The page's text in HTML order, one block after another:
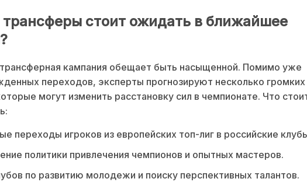
трансферы стоит ожидать в ближайшее
кампания обещает быть насыщенной. Помимо уже
переходов, эксперты прогнозируют несколько громких
могут изменить расстановку сил в чемпионате. Что
переходы игроков из европейских топ-лиг в российские
политики привлечения чемпионов и опытных мастеров.
по развитию молодежи и поиску перспективных талантов.